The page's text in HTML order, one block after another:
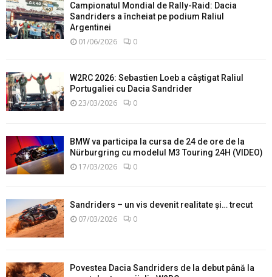
Campionatul Mondial de Rally-Raid: Dacia
Sandriders a încheiat pe podium Raliul
Argentinei
01/06/2026 0
W2RC 2026: Sebastien Loeb a câștigat Raliul
Portugaliei cu Dacia Sandrider
23/03/2026 0
BMW va participa la cursa de 24 de ore de la
Nürburgring cu modelul M3 Touring 24H (VIDEO)
17/03/2026 0
Sandriders – un vis devenit realitate și… trecut
07/03/2026 0
Povestea Dacia Sandriders de la debut până la